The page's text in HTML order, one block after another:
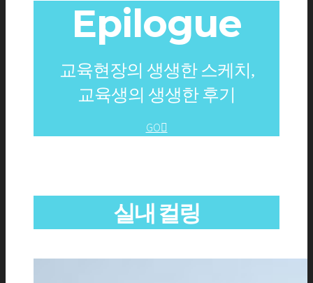
Epilogue
교육현장의 생생한 스케치,
교육생의 생생한 후기
GO
실내 컬링